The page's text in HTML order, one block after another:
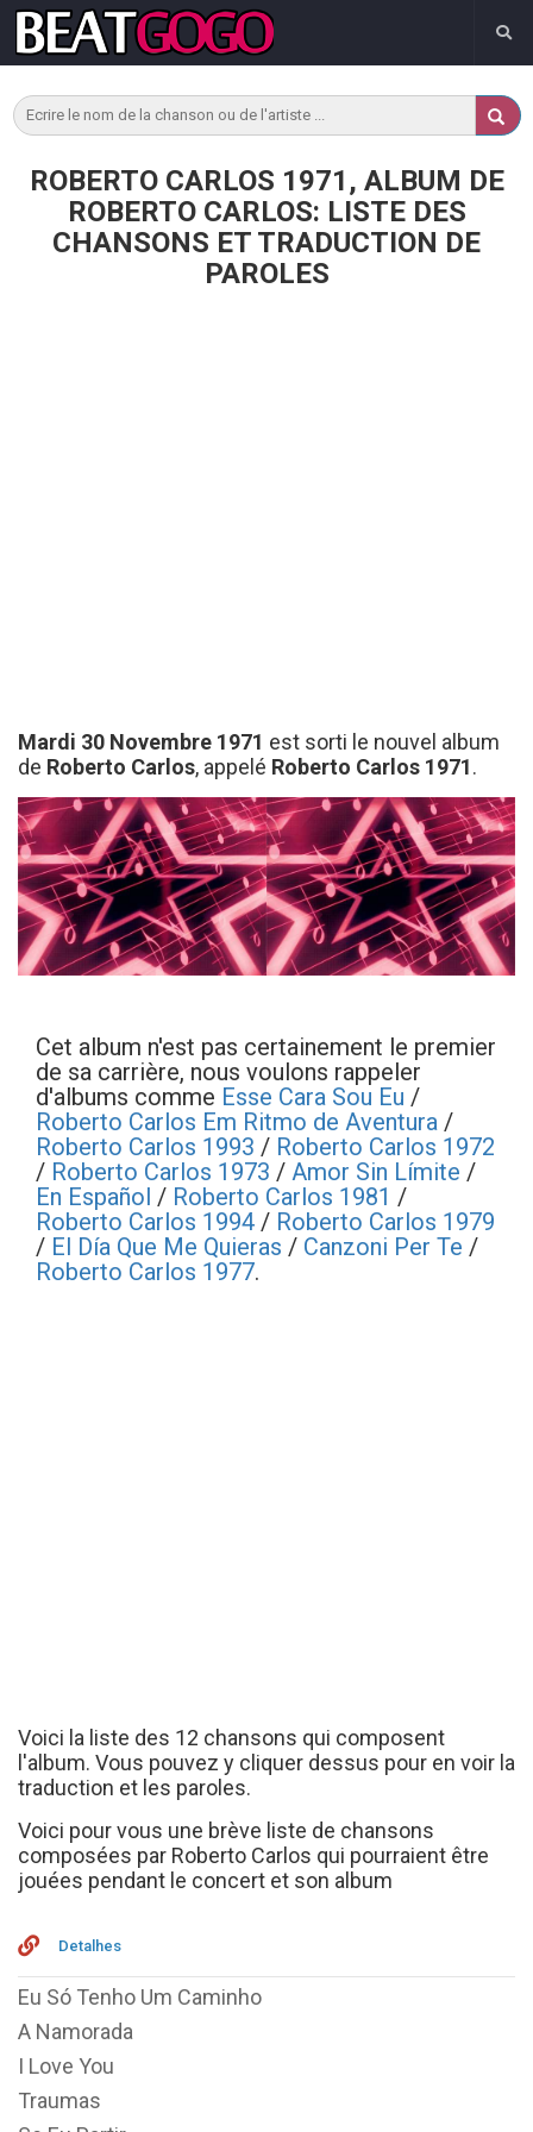
ROBERTO CARLOS 1971, ALBUM DE
ROBERTO CARLOS: LISTE DES
CHANSONS ET TRADUCTION DE
PAROLES
Mardi 30 Novembre 1971 est sorti le nouvel album
de Roberto Carlos, appelé Roberto Carlos 1971.
Cet album n'est pas certainement le premier
de sa carrière, nous voulons rappeler
d'albums comme Esse Cara Sou Eu /
Roberto Carlos Em Ritmo de Aventura /
Roberto Carlos 1993 / Roberto Carlos 1972
/ Roberto Carlos 1973 / Amor Sin Límite /
En Español / Roberto Carlos 1981 /
Roberto Carlos 1994 / Roberto Carlos 1979
/ El Día Que Me Quieras / Canzoni Per Te /
Roberto Carlos 1977.
Voici la liste des 12 chansons qui composent
l'album. Vous pouvez y cliquer dessus pour en voir la
traduction et les paroles.
Voici pour vous une brève liste de chansons
composées par Roberto Carlos qui pourraient être
jouées pendant le concert et son album
Detalhes
Eu Só Tenho Um Caminho
A Namorada
I Love You
Traumas